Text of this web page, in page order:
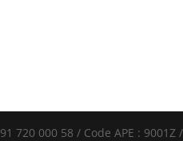
720 000 58 / Code APE :